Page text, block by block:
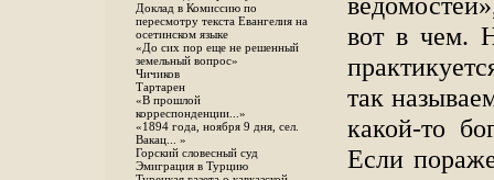
Доклад в Комиссию по
пересмотру текста Евангелия на
осетинском языке
«До сих пор еще не решенный
земельный вопрос»
Чичиков
Тартарен
«В прошлой
корреспонденции...»
«1894 года, ноября 9 дня, сел.
Вакац... »
Горский словесный суд
Эмиграция в Турцию
вот в чем.
так
какой-то
Если